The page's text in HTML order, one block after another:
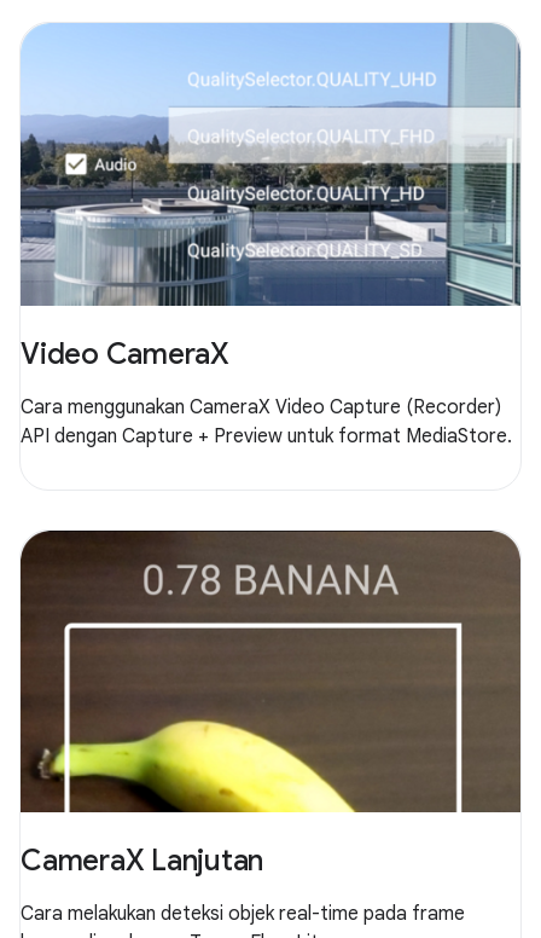
Video CameraX
Cara menggunakan CameraX Video Capture (Recorder)
API dengan Capture + Preview untuk format MediaStore.
CameraX Lanjutan
Cara melakukan deteksi objek real-time pada frame